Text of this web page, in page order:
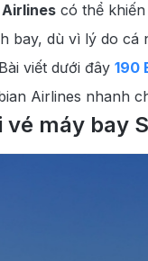
vụ đổi vé máy
có thể
bay, dù vì lý do
viết dưới đây 190
Airlines nhanh
máy bay